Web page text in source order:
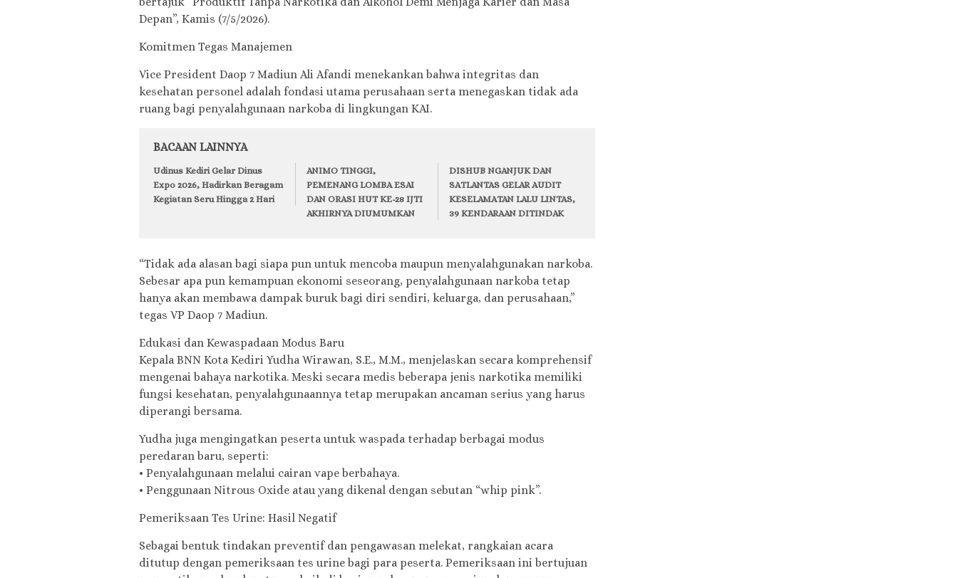
Depan”, Kamis (7/5/2026).
Komitmen Tegas Manajemen
Vice President Daop 7 Madiun Ali Afandi menekankan bahwa integritas dan
kesehatan personel adalah fondasi utama perusahaan serta menegaskan tidak ada
ruang bagi penyalahgunaan narkoba di lingkungan KAI.
BACAAN LAINNYA
Udinus Kediri Gelar Dinus
Expo 2026, Hadirkan Beragam
Kegiatan Seru Hingga 2 Hari
ANIMO TINGGI,
PEMENANG LOMBA ESAI
DAN ORASI HUT KE-28 IJTI
AKHIRNYA DIUMUMKAN
DISHUB NGANJUK DAN
SATLANTAS GELAR AUDIT
KESELAMATAN LALU LINTAS,
39 KENDARAAN DITINDAK
“Tidak ada alasan bagi siapa pun untuk mencoba maupun menyalahgunakan narkoba.
Sebesar apa pun kemampuan ekonomi seseorang, penyalahgunaan narkoba tetap
hanya akan membawa dampak buruk bagi diri sendiri, keluarga, dan perusahaan,”
tegas VP Daop 7 Madiun.
Edukasi dan Kewaspadaan Modus Baru
Kepala BNN Kota Kediri Yudha Wirawan, S.E., M.M., menjelaskan secara komprehensif
mengenai bahaya narkotika. Meski secara medis beberapa jenis narkotika memiliki
fungsi kesehatan, penyalahgunaannya tetap merupakan ancaman serius yang harus
diperangi bersama.
Yudha juga mengingatkan peserta untuk waspada terhadap berbagai modus
peredaran baru, seperti:
• Penyalahgunaan melalui cairan vape berbahaya.
• Penggunaan Nitrous Oxide atau yang dikenal dengan sebutan “whip pink”.
Pemeriksaan Tes Urine: Hasil Negatif
Sebagai bentuk tindakan preventif dan pengawasan melekat, rangkaian acara
ditutup dengan pemeriksaan tes urine bagi para peserta. Pemeriksaan ini bertujuan